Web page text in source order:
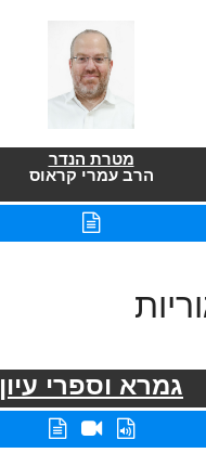
מטרת הנדר
הרב עמרי קראוס
גמרא וספרי עיון